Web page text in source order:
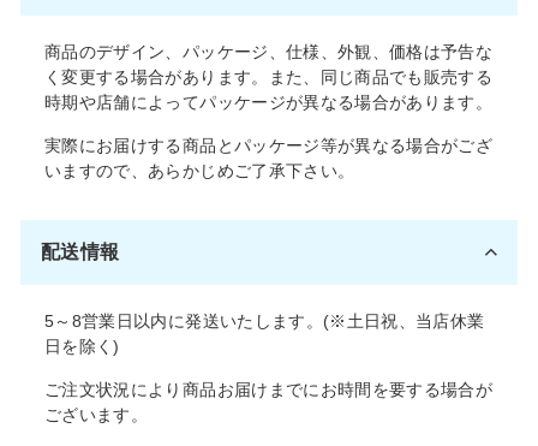
商品のデザイン、パッケージ、仕様、外観、価格は予告な
く変更する場合があります。また、同じ商品でも販売する
時期や店舗によってパッケージが異なる場合があります。
実際にお届けする商品とパッケージ等が異なる場合がござ
いますので、あらかじめご了承下さい。
配送情報
5～8営業日以内に発送いたします。(※土日祝、当店休業
日を除く)
ご注文状況により商品お届けまでにお時間を要する場合が
ございます。